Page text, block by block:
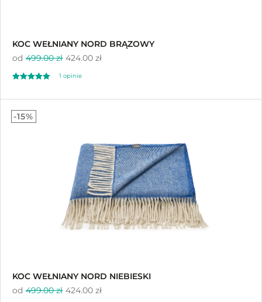
KOC WEŁNIANY NORD BRĄZOWY
od
424.00 zł
499.00 zł
na 5
1 opinie
-15%
KOC WEŁNIANY NORD NIEBIESKI
od
424.00 zł
499.00 zł